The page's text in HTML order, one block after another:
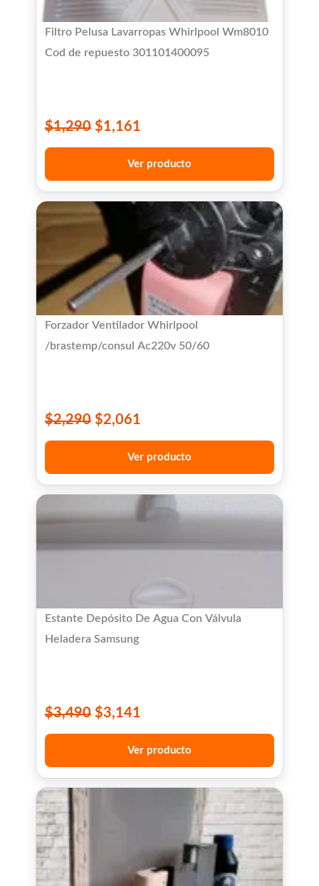
Filtro Pelusa Lavarropas Whirlpool Wm8010
Cod de repuesto 301101400095
$1,290 $1,161
Ver producto
Forzador Ventilador Whirlpool
/brastemp/consul Ac220v 50/60
$2,290 $2,061
Ver producto
Estante Depósito De Agua Con Válvula
Heladera Samsung
$3,490 $3,141
Ver producto